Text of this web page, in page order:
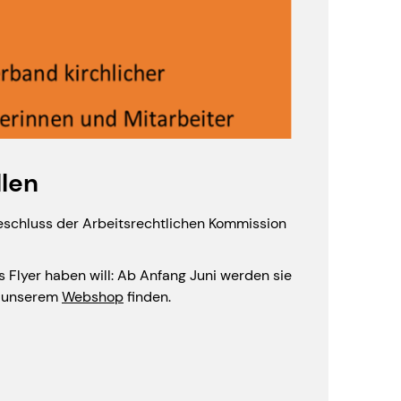
der Arbeitsrechtlichen Kommission
Flyer haben will: Ab Anfang Juni werden sie
Webshopfinden.